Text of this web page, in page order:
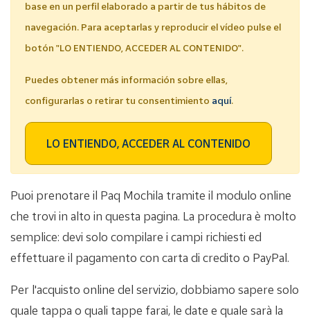
base en un perfil elaborado a partir de tus hábitos de
navegación. Para aceptarlas y reproducir el vídeo pulse el
botón "LO ENTIENDO, ACCEDER AL CONTENIDO".
Puedes obtener más información sobre ellas,
configurarlas o retirar tu consentimiento aquí.
LO ENTIENDO, ACCEDER AL CONTENIDO
Puoi prenotare il Paq Mochila tramite il modulo online
che trovi in alto in questa pagina. La procedura è molto
semplice: devi solo compilare i campi richiesti ed
effettuare il pagamento con carta di credito o PayPal.
Per l'acquisto online del servizio, dobbiamo sapere solo
quale tappa o quali tappe farai, le date e quale sarà la